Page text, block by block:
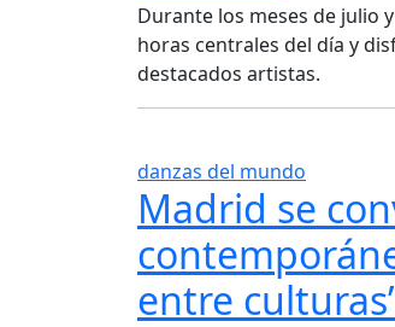
Durante los meses de julio
horas centrales del día y
destacados artistas.
danzas del mundo
Madrid se
entre